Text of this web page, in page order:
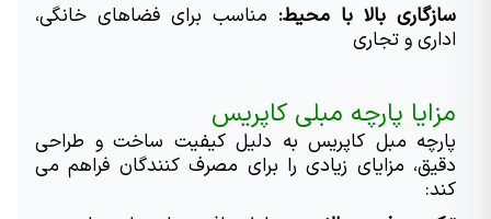
سازگاری بالا با محیط:
اداری و تجاری
مزایا پارچه مبلی کاپریس
کند: